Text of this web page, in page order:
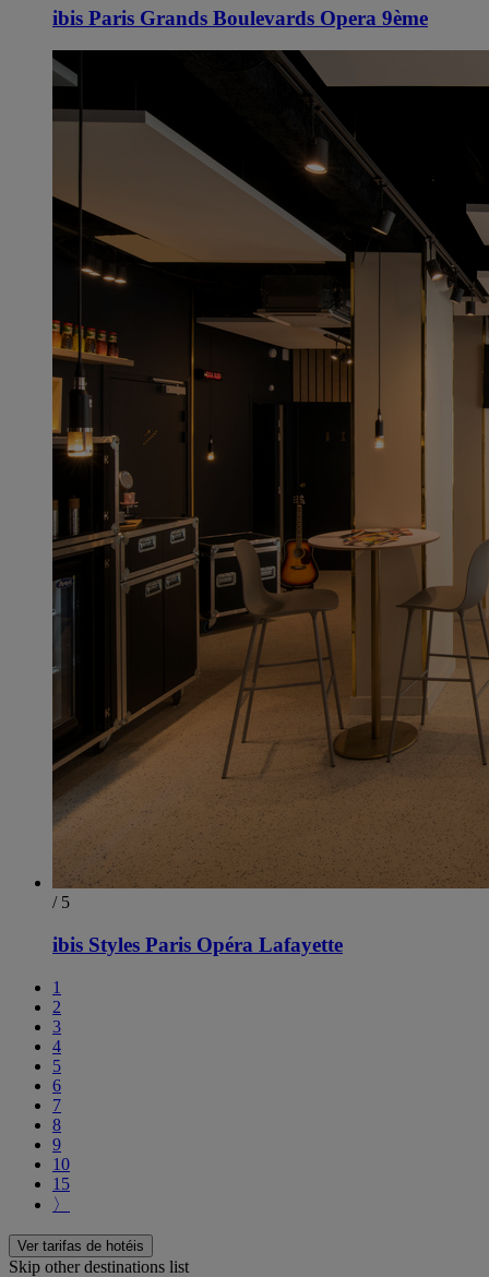
ibis Paris Grands Boulevards Opera 9ème
/ 5
ibis Styles Paris Opéra Lafayette
1
2
3
4
5
6
7
8
9
10
15
〉
Ver tarifas de hotéis
Skip other destinations list